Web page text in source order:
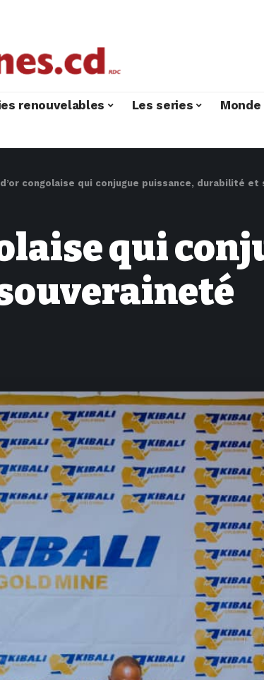
renouvelables Les series Monde
congolaise qui conjugue puissance, durabilité et
qui